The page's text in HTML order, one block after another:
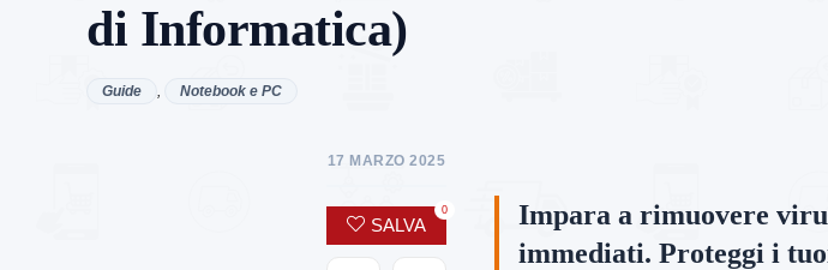
di Informatica)
Guide , Notebook e PC
17 MARZO 2025
SALVA
0
Impara a rimuovere
immediati. Proteggi i